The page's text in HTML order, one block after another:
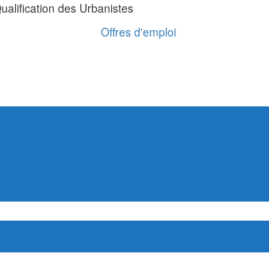
des Urbanistes
Offres d'emploi